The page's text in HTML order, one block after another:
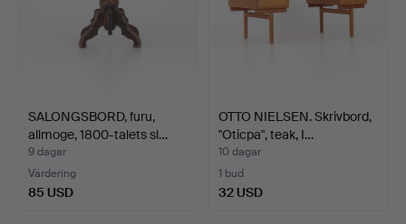
SALONGSBORD, furu,
allmoge, 1800-talets sl…
9 dagar
Värdering
85 USD
OTTO NIELSEN. Skrivbord,
"Oticpa", teak, I…
10 dagar
1 bud
32 USD